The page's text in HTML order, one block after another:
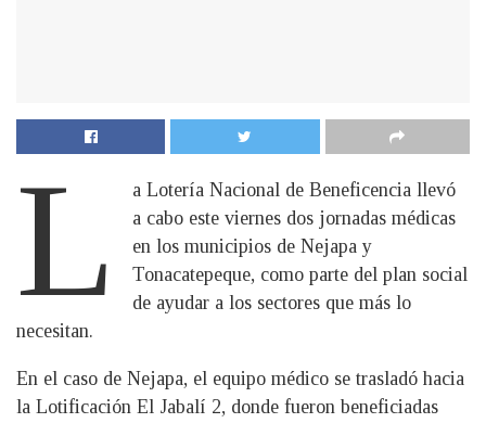
L
a Lotería Nacional de Beneficencia llevó
a cabo este viernes dos jornadas médicas
en los municipios de Nejapa y
Tonacatepeque, como parte del plan social
de ayudar a los sectores que más lo
necesitan.
En el caso de Nejapa, el equipo médico se trasladó hacia
la Lotificación El Jabalí 2, donde fueron beneficiadas